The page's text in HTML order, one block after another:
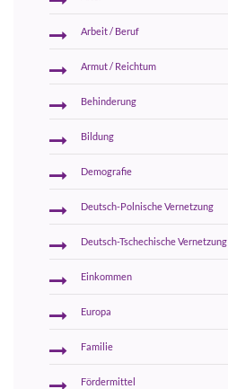
Arbeit / Beruf
Armut / Reichtum
Behinderung
Bildung
Demografie
Deutsch-Polnische Vernetzung
Deutsch-Tschechische Vernetzung
Einkommen
Europa
Familie
Fördermittel